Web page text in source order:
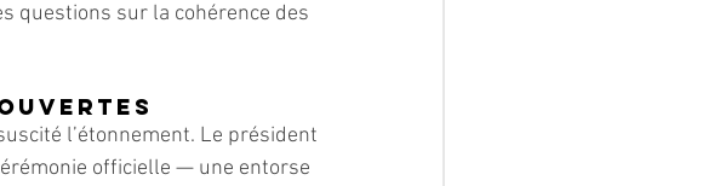
questions sur la cohérence des
l’étonnement. Le président
officielle — une entorse